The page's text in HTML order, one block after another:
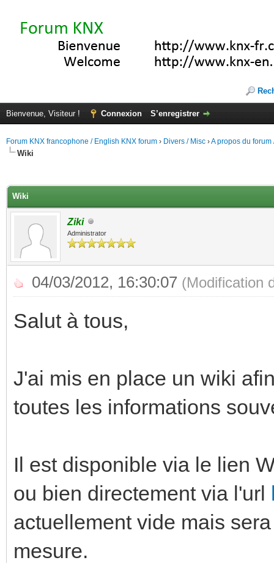
Bienvenue, Visiteur ! Connexion S’enregistrer
Forum KNX francophone / English KNX forum › Divers / Misc ›A propos du forum
Wiki
Wiki
Ziki
Administrator
04/03/2012, 16:30:07 (Modification
Salut à tous,
J'ai mis en place un wiki
toutes les informations
Il est disponible via le lien
ou bien directement via l'url
actuellement vide mais
mesure.